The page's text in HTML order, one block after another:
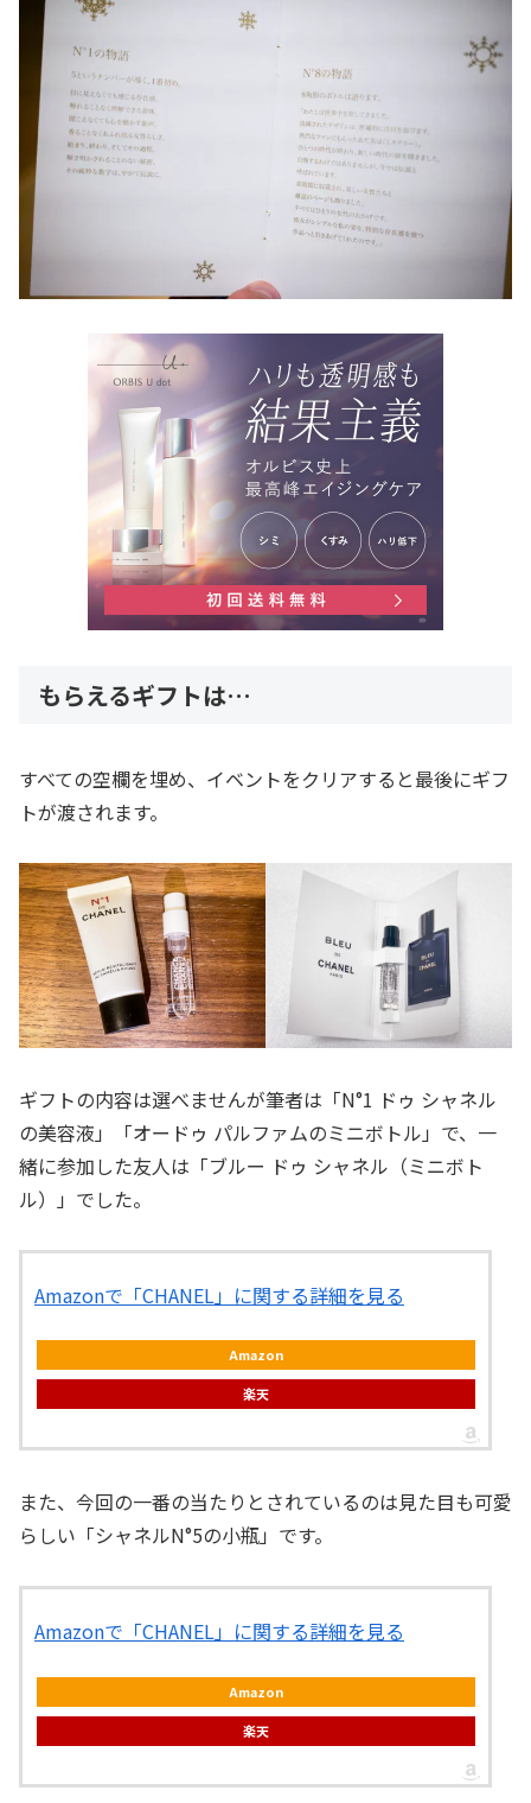
もらえるギフトは…
すべての空欄を埋め、イベントをクリアすると最後にギフ
トが渡されます。
ギフトの内容は選べませんが筆者は「N°1 ドゥ シャネル
の美容液」「オードゥ パルファムのミニボトル」で、一
緒に参加した友人は「ブルー ドゥ シャネル（ミニボト
ル）」でした。
Amazonで「CHANEL」に関する詳細を見る
Amazon
楽天
また、今回の一番の当たりとされているのは見た目も可愛
らしい「シャネルN°5の小瓶」です。
Amazonで「CHANEL」に関する詳細を見る
Amazon
楽天